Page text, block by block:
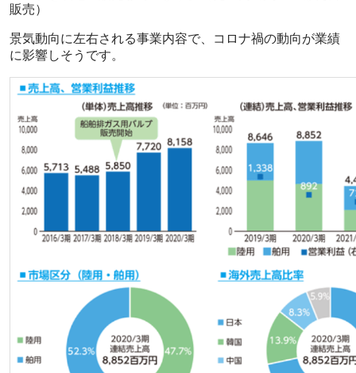
販売）
景気動向に左右される事業内容で、コロナ禍の動向が業績
に影響しそうです。